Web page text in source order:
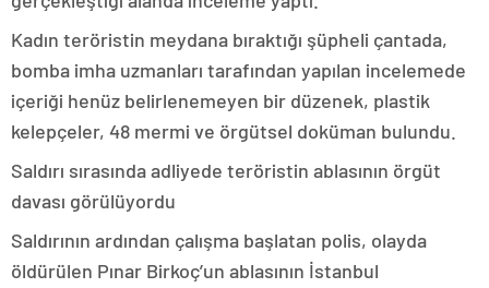
Kadın teröristin meydana bıraktığı şüpheli çantada,
bomba imha uzmanları tarafından yapılan incelemede
içeriği henüz belirlenemeyen bir düzenek, plastik
kelepçeler, 48 mermi ve örgütsel doküman bulundu.
Saldırı sırasında adliyede teröristin ablasının örgüt
davası görülüyordu
Saldırının ardından çalışma başlatan polis, olayda
öldürülen Pınar Birkoç’un ablasının İstanbul